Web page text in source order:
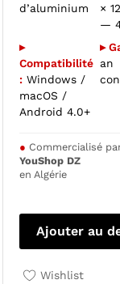
d’aluminium
×
—
▸
Compatibilité
:Windows /
macOS /
Android 4.0+
▸
an
● Commercialisé
YouShop DZ
en Algérie
Ajouter au
Wishlist